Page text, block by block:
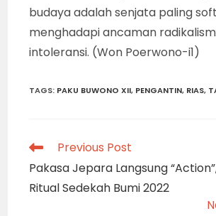
budaya adalah senjata paling
menghadapi ancaman
intoleransi. (Won Poerwono-i1)
TAGS: PAKU BUWONO XII, PENGANTIN, RIAS,
Read
articles
Previous Post
Pakasa Jepara Langsung
Ritual Sedekah Bumi 2022